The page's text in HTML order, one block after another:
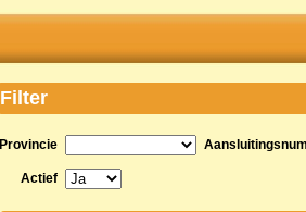
Filter
Provincie
Actief